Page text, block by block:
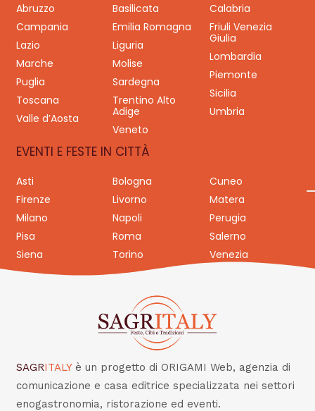
Abruzzo Basilicata
Calabria
Campania
Emilia Romagna
Friuli Venezia
Giulia
Lazio
Liguria
Lombardia
Marche
Molise
Piemonte
Puglia
Sardegna
Sicilia
Toscana
Trentino Alto
Adige
Umbria
Valle d’Aosta
Veneto
EVENTI E FESTE IN CITTÀ
Asti Bologna
Cuneo
Firenze
Livorno
Matera
Milano
Napoli
Perugia
Pisa
Roma
Salerno
Siena
Torino Venezia
SAGRITALY è un progetto di ORIGAMI Web, agenzia di
comunicazione e casa editrice specializzata nei settori
enogastronomia, ristorazione ed eventi.